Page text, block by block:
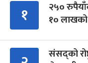
१
२५०
१० लाखको
संसद्को